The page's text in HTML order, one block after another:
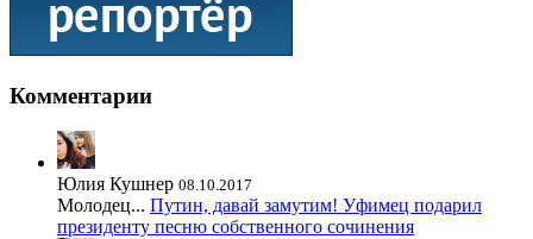
Комментарии
Юлия Кушнер 08.10.2017
Молодец... Путин, давай замутим! Уфимец подарил
президенту песню собственного сочинения